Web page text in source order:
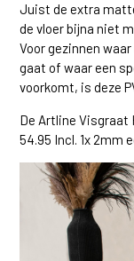
Juist de extra
de vloer bijna niet
Voor gezinnen
gaat of waar een
voorkomt, is deze
De Artline Visgraat
54.95 Incl. 1x 2mm